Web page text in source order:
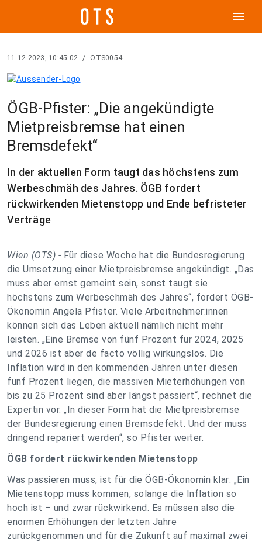
menu
11.12.2023, 10:45:02 / OTS0054
ÖGB-Pfister: „Die angekündigte
Mietpreisbremse hat einen
Bremsdefekt“
In der aktuellen Form taugt das höchstens zum
Werbeschmäh des Jahres. ÖGB fordert
rückwirkenden Mietenstopp und Ende befristeter
Verträge
Wien (OTS) - Für diese Woche hat die Bundesregierung
die Umsetzung einer Mietpreisbremse angekündigt. „Das
muss aber ernst gemeint sein, sonst taugt sie
höchstens zum Werbeschmäh des Jahres“, fordert ÖGB-
Ökonomin Angela Pfister. Viele Arbeitnehmer:innen
können sich das Leben aktuell nämlich nicht mehr
leisten. „Eine Bremse von fünf Prozent für 2024, 2025
und 2026 ist aber de facto völlig wirkungslos. Die
Inflation wird in den kommenden Jahren unter diesen
fünf Prozent liegen, die massiven Mieterhöhungen von
bis zu 25 Prozent sind aber längst passiert“, rechnet die
Expertin vor. „In dieser Form hat die Mietpreisbremse
der Bundesregierung einen Bremsdefekt. Und der muss
dringend repariert werden“, so Pfister weiter.
ÖGB fordert rückwirkenden Mietenstopp
Was passieren muss, ist für die ÖGB-Ökonomin klar: „Ein
Mietenstopp muss kommen, solange die Inflation so
hoch ist – und zwar rückwirkend. Es müssen also die
enormen Erhöhungen der letzten Jahre
zurückgenommen und für die Zukunft auf maximal zwei